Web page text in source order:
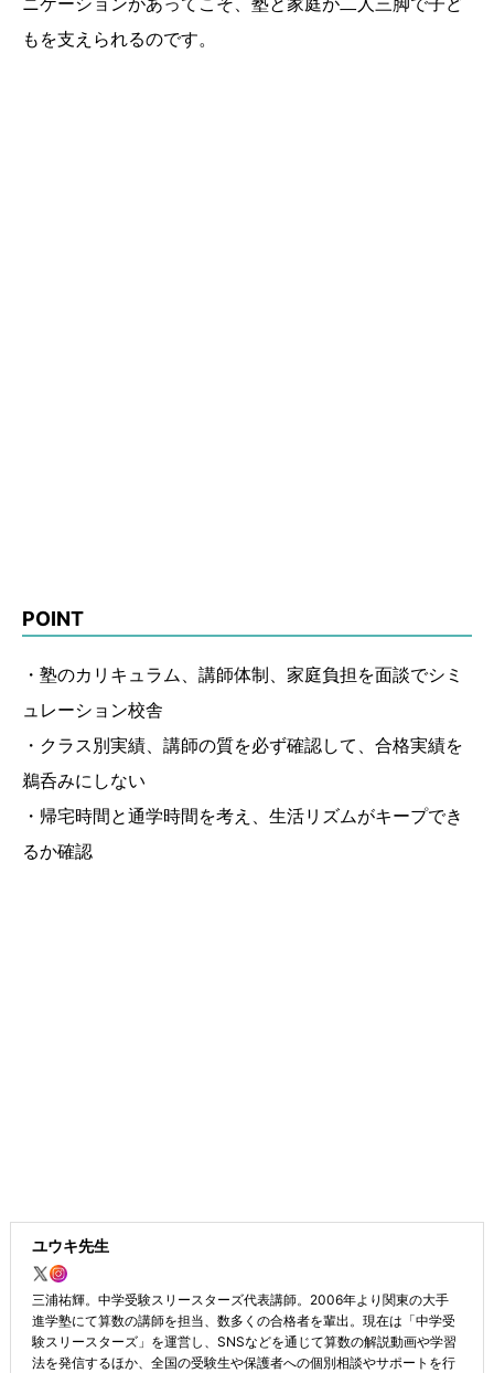
もを支えられるのです。
POINT
・塾のカリキュラム、講師体制、家庭負担を面談でシミ
ュレーション校舎
・クラス別実績、講師の質を必ず確認して、合格実績を
鵜呑みにしない
・帰宅時間と通学時間を考え、生活リズムがキープでき
るか確認
ユウキ先生
三浦祐輝。中学受験スリースターズ代表講師。2006年より関東の大手
進学塾にて算数の講師を担当、数多くの合格者を輩出。現在は「中学受
験スリースターズ」を運営し、SNSなどを通じて算数の解説動画や学習
法を発信するほか、全国の受験生や保護者への個別相談やサポートを行